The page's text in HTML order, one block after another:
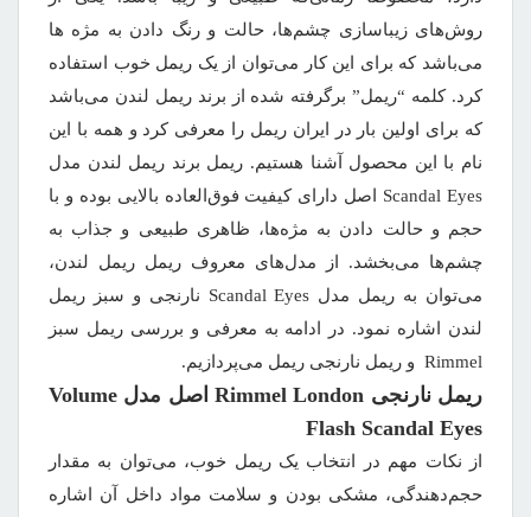
روش‌های زیباسازی چشم‌ها، حالت و رنگ دادن به مژه ها
می‌باشد که برای این کار می‌توان از یک ریمل خوب استفاده
کرد. کلمه “ریمل” برگرفته شده از برند ریمل لندن می‌باشد
که برای اولین بار در ایران ریمل را معرفی کرد و همه با این
نام با این محصول آشنا هستیم. ریمل برند ریمل لندن مدل
Scandal Eyes اصل دارای کیفیت فوق‌العاده بالایی بوده و با
حجم و حالت دادن به مژه‌ها، ظاهری طبیعی و جذاب به
چشم‌ها می‌بخشد. از مدل‌های معروف ریمل ریمل لندن،
می‌توان به ریمل مدل Scandal Eyes نارنجی و سبز ریمل
لندن اشاره نمود. در ادامه به معرفی و بررسی ریمل سبز
Rimmel و ریمل نارنجی ریمل می‌پردازیم.
ریمل نارنجی Rimmel London اصل مدل Volume
Flash Scandal Eyes
از نکات مهم در انتخاب یک ریمل خوب، می‌توان به مقدار
حجم‌دهندگی، مشکی بودن و سلامت مواد داخل آن اشاره